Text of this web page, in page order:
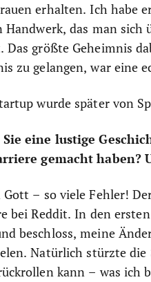
erhalten. Ich habe
Handwerk, das man sich
Das größte Geheimnis
zu gelangen, war eine
wurde später von
eine lustige
gemacht haben?
– so viele Fehler!
bei Reddit. In den
beschloss, meine
Natürlich stürzte
kann – was ich